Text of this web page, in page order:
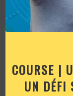
COURSE |
UN DÉFI